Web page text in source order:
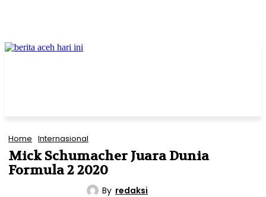
Home Internasional
Mick Schumacher Juara Dunia
Formula 2 2020
By redaksi